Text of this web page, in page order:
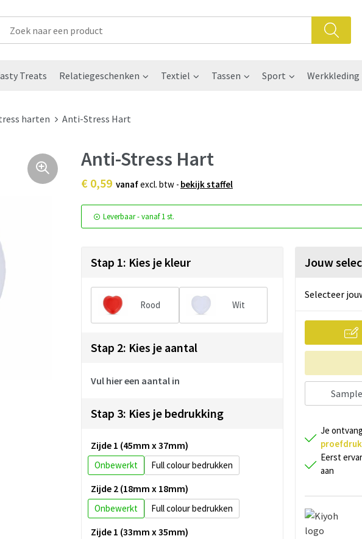
Treats Relatiegeschenken Textiel Tassen Sport Werkkleding
harten Anti-Stress Hart
Anti-Stress Hart
€ 0,59 vanafexcl. btw - bekijk staffel
Leverbaar-vanaf1 st.
Stap 1: Kies je kleur
Rood Wit
Stap 2: Kies je aantal
Vul hier een aantal in
Stap 3: Kies je bedrukking
Zijde 1 (45mm x 37mm)
Onbewerkt Full colour
Zijde 2 (18mm x 18mm)
Onbewerkt Full colour
Zijde 1 (33mm x 35mm)
Jouw
Selecteer
Je
proefdruk
Eerst
aan